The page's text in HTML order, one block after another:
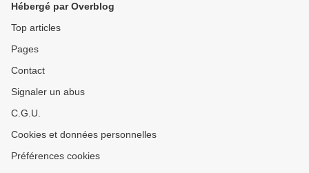
Hébergé par Overblog
Top articles
Pages
Contact
Signaler un abus
C.G.U.
Cookies et données personnelles
Préférences cookies